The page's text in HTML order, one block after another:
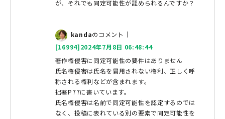
が、それでも同定可能性が認められるんですか？
kandaのコメント｜
[16994]2024年7月8日 06:48:44
著作権侵害に同定可能性の要件はありません
氏名権侵害は氏名を冒用されない権利、正しく呼
称される権利などが含まれます。
拙著P77に書いています。
氏名権侵害は名前で同定可能性を認定するのでは
なく、投稿に表れている別の要素で同定可能性を